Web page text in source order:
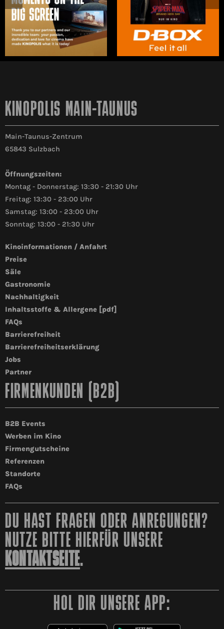
KINOPOLIS MAIN-TAUNUS
Main-Taunus-Zentrum
65843 Sulzbach
Öffnungszeiten:
Montag - Donnerstag: 13:30 - 21:30 Uhr
Freitag: 13:30 - 23:00 Uhr
Samstag: 13:00 - 23:00 Uhr
Sonntag: 13:00 - 21:30 Uhr
Kinoinformationen / Anfahrt
Preise
Säle
Gastronomie
Nachhaltigkeit
Inhaltsstoffe & Allergene [pdf]
FAQs
Barrierefreiheit
Barrierefreiheitserklärung
Jobs
Partner
FIRMENKUNDEN (B2B)
B2B Events
Werben im Kino
Firmengutscheine
Referenzen
Standorte
FAQs
DU HAST FRAGEN ODER ANREGUNGEN?
NUTZE BITTE HIERFÜR UNSERE
KONTAKTSEITE.
HOL DIR UNSERE APP: